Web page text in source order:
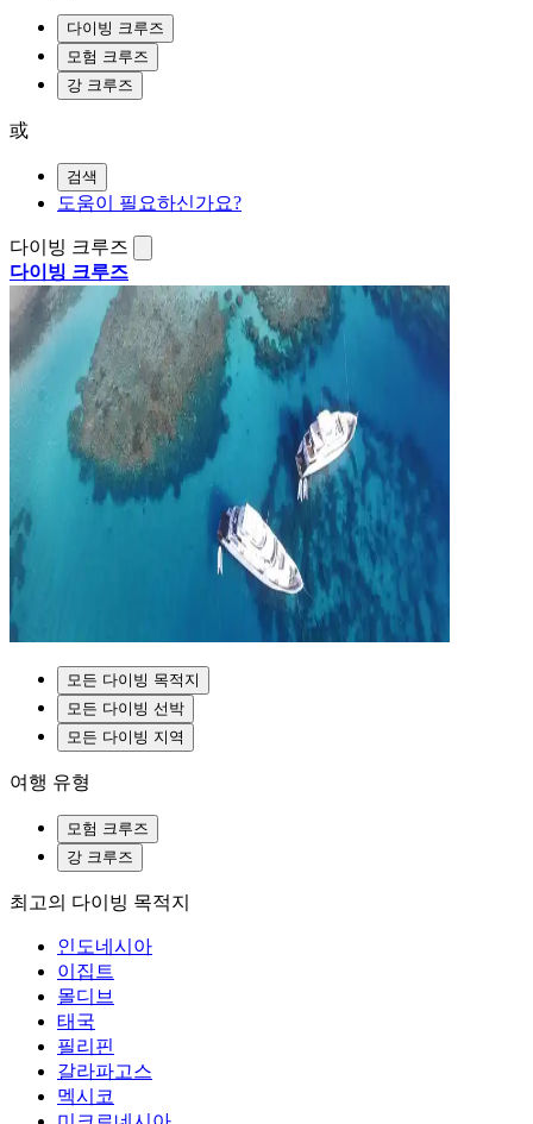
다이빙 크루즈
모험 크루즈
강 크루즈
或
검색
도움이 필요하신가요?
다이빙 크루즈
다이빙 크루즈
모든 다이빙 목적지
모든 다이빙 선박
모든 다이빙 지역
여행 유형
모험 크루즈
강 크루즈
최고의 다이빙 목적지
인도네시아
이집트
몰디브
태국
필리핀
갈라파고스
멕시코